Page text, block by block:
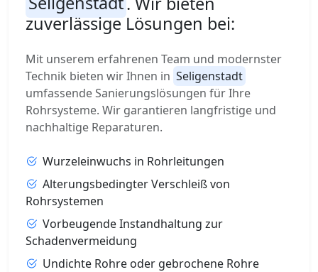
zuverlässige Lösungen bei:
Mit unserem erfahrenen Team und modernster
Technik bieten wir Ihnen in Seligenstadt
umfassende Sanierungslösungen für Ihre
Rohrsysteme. Wir garantieren langfristige und
nachhaltige Reparaturen.
Wurzeleinwuchs in Rohrleitungen
Alterungsbedingter Verschleiß von
Rohrsystemen
Vorbeugende Instandhaltung zur
Schadenvermeidung
Undichte Rohre oder gebrochene Rohre